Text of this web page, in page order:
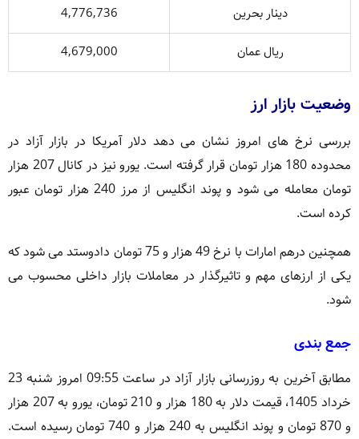
دینار بحرین
4,776,736
ریال عمان
4,679,000
وضعیت بازار ارز
بررسی نرخ های امروز نشان می دهد دلار آمریکا در بازار آزاد در
محدوده 180 هزار تومان قرار گرفته است. یورو نیز در کانال 207 هزار
تومان معامله می شود و پوند انگلیس از مرز 240 هزار تومان عبور
کرده است.
همچنین درهم امارات با نرخ 49 هزار و 75 تومان دادوستد می شود که
یکی از ارزهای مهم و تاثیرگذار در معاملات بازار داخلی محسوب می
شود.
جمع بندی
مطابق آخرین به روزرسانی بازار آزاد در ساعت 09:55 امروز شنبه 23
خرداد 1405، قیمت دلار به 180 هزار و 210 تومان، یورو به 207 هزار
و 870 تومان و پوند انگلیس به 240 هزار و 740 تومان رسیده است.